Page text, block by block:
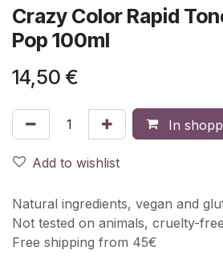
Crazy Color Rapid
Pop 100ml
14,50 €
In
Add to wishlist
Natural ingredients, vegan and
Not tested on animals, cruelty-free
Free shipping from 45€